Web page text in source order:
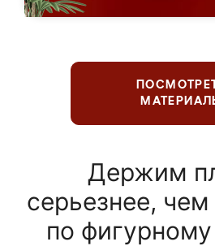
Держим
серьезнее,
по